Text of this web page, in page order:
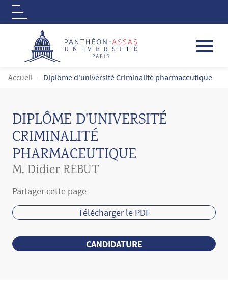
Aller au contenu principal
Logo
FIL D'ARIANE
Accueil Diplôme d'université Criminalité pharmaceutique
DIPLÔME D'UNIVERSITÉ
CRIMINALITÉ
PHARMACEUTIQUE
M. Didier REBUT
Partager cette page
Télécharger le PDF
CANDIDATURE